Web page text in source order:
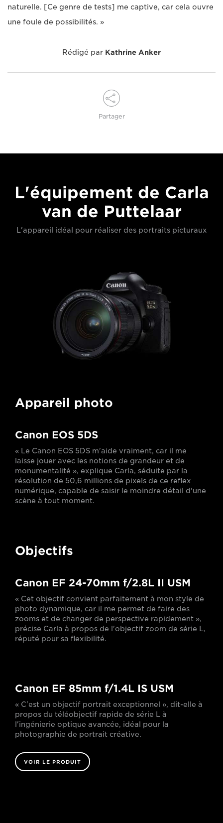
naturelle. [Ce genre de tests] me captive, car cela ouvre
une foule de possibilités. »
Rédigé par Kathrine Anker
Partager
L'équipement de Carla
van de Puttelaar
L'appareil idéal pour réaliser des portraits picturaux
Appareil photo
Canon EOS 5DS
« Le Canon EOS 5DS m'aide vraiment, car il me
laisse jouer avec les notions de grandeur et de
monumentalité », explique Carla, séduite par la
résolution de 50,6 millions de pixels de ce reflex
numérique, capable de saisir le moindre détail d'une
scène à tout moment.
Objectifs
Canon EF 24-70mm f/2.8L II USM
« Cet objectif convient parfaitement à mon style de
photo dynamique, car il me permet de faire des
zooms et de changer de perspective rapidement »,
précise Carla à propos de l'objectif zoom de série L,
réputé pour sa flexibilité.
Canon EF 85mm f/1.4L IS USM
« C'est un objectif portrait exceptionnel », dit-elle à
propos du téléobjectif rapide de série L à
l'ingénierie optique avancée, idéal pour la
photographie de portrait créative.
VOIR LE PRODUIT